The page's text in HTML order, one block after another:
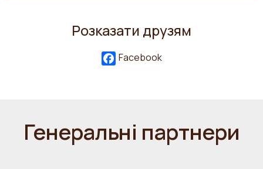
Розказати друзям
Facebook
Генеральні партнери